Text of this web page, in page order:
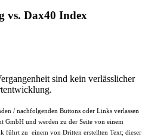
vs. Dax40 Index
sind kein verlässlicher
/ nachfolgenden Buttons oder Links verlassen
GmbH und werden zu der Seite von einem
führt zu einem von Dritten erstellten Text; dieser